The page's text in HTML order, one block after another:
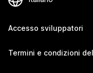
Accesso sviluppatori
Termini e condizioni